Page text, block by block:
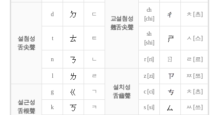
교설첨성
翹舌尖聲
설첨성
舌尖聲
d ㄷ
ch
[chi]
ㅊ [츠]
t ㅌ
sh
[shi]
ㅅ [스]
n ㄴ r [ri] ㄖ ㄹ [르]
l
ㄹ
설치성
舌齒聲
z [zi] ㅉ [쯔]
설근성
舌根聲
g ㄱ c [ci] ㅊ [츠]
k ㅋ s [si] ㅆ [쓰]